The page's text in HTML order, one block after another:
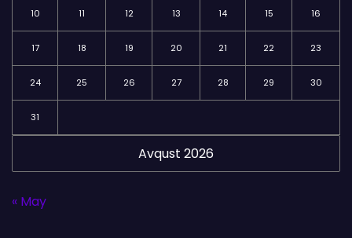
Avqust 2026
10 11 12 13 14 15 16
17 18 19 20 21 22 23
24 25 26 27 28 29 30
31
« May